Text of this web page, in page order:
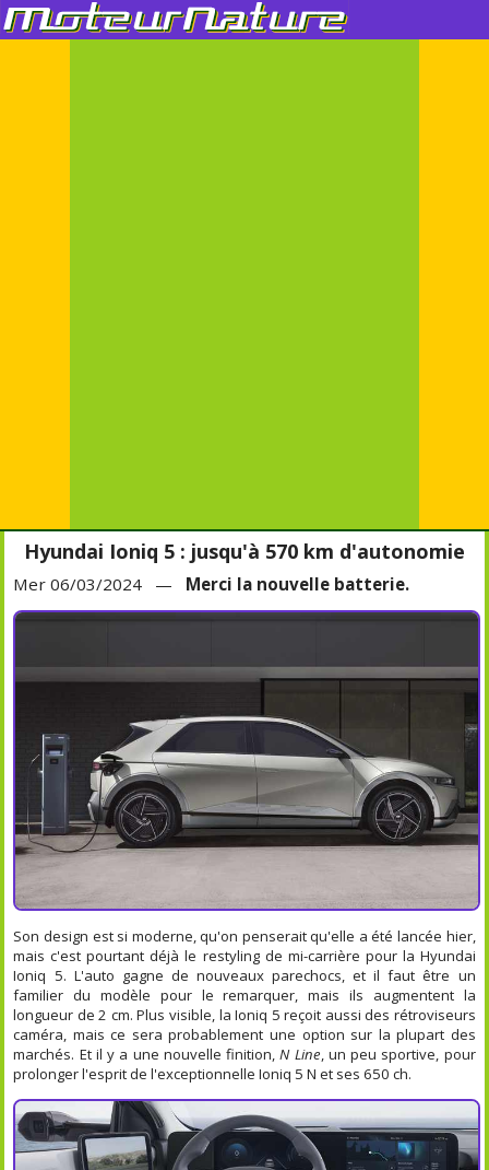
Hyundai Ioniq 5 : jusqu'à 570 km d'autonomie
Mer 06/03/2024 — Merci la nouvelle batterie.
Son design est si moderne, qu'on penserait qu'elle a été lancée hier,
mais c'est pourtant déjà le restyling de mi-carrière pour la Hyundai
Ioniq 5. L'auto gagne de nouveaux parechocs, et il faut être un
familier du modèle pour le remarquer, mais ils augmentent la
longueur de 2 cm. Plus visible, la Ioniq 5 reçoit aussi des rétroviseurs
caméra, mais ce sera probablement une option sur la plupart des
marchés. Et il y a une nouvelle finition,N Line, un peu sportive, pour
prolonger l'esprit de l'exceptionnelle Ioniq 5 N et ses 650 ch.